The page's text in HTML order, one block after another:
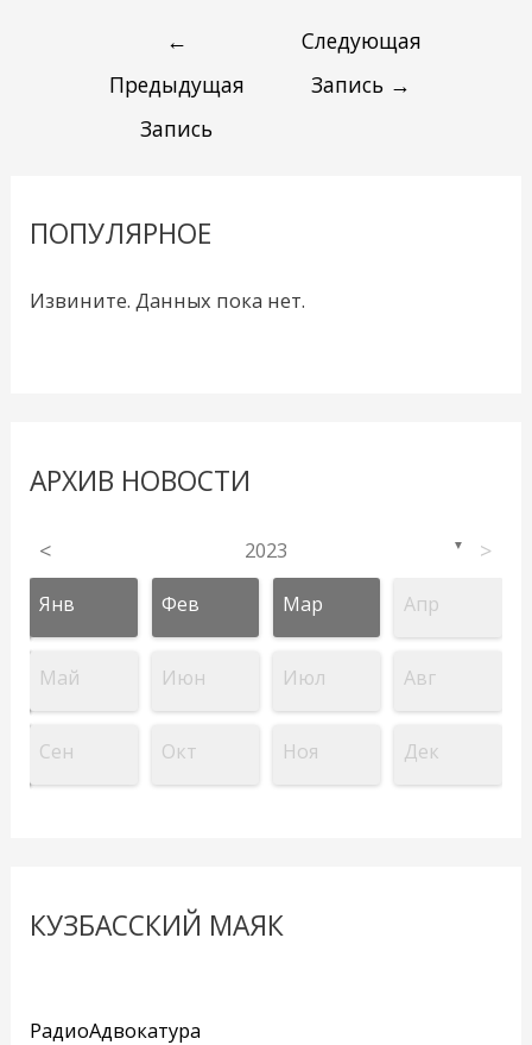
←
Предыдущая
Запись
Следующая
Запись →
ПОПУЛЯРНОЕ
Извините. Данных пока нет.
АРХИВ НОВОСТИ
< 2023 ▼ >
Янв Фев Мар Апр
Май Июн Июл Авг
Сен Окт Ноя Дек
КУЗБАССКИЙ МАЯК
РадиоАдвокатура